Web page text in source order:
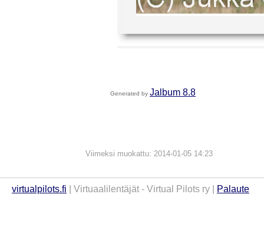
Generated by Jalbum 8.8
Viimeksi muokattu: 2014-01-05 14:23
virtualpilots.fi | Virtuaalilentäjät - Virtual Pilots ry | Palaute